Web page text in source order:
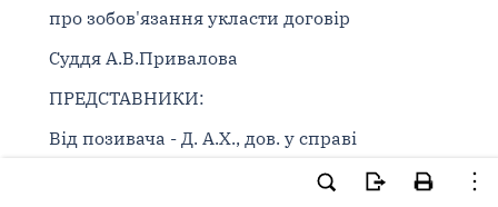
про зобов'язання укласти договір
Суддя А.В.Привалова
ПРЕДСТАВНИКИ:
Від позивача - Д. А.Х., дов. у справі
Від відповідача - К. О.О., дов. у справі